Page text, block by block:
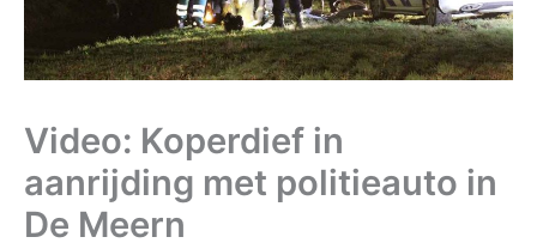
Video: Koperdief in
aanrijding met politieauto in
De Meern